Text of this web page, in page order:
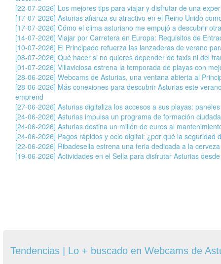
[22-07-2026] Los mejores tips para viajar y disfrutar de una
[17-07-2026] Asturias afianza su atractivo en el Reino Unido
[17-07-2026] Cómo el clima asturiano me empujó a descubrir
[14-07-2026] Viajar por Carretera en Europa: Requisitos de
[10-07-2026] El Principado refuerza las lanzaderas de verano
[08-07-2026] Qué hacer si no quieres depender de taxis ni del
[01-07-2026] Villaviciosa estrena la temporada de playas con
[28-06-2026] Webcams de Asturias, una ventana abierta al
[28-06-2026] Más conexiones para descubrir Asturias este
emprend
[27-06-2026] Asturias digitaliza los accesos a sus playas:
[24-06-2026] Asturias impulsa un programa de formación
[24-06-2026] Asturias destina un millón de euros al
[24-06-2026] Pagos rápidos y ocio digital: ¿por qué la seguridad
[22-06-2026] Ribadesella estrena una feria dedicada a la
[19-06-2026] Actividades en el Sella para disfrutar Asturias
Tendencias | Lo + buscado en Webcams de